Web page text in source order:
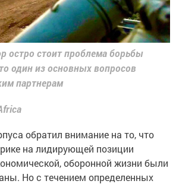
остро стоит проблема борьбы
один из основных вопросов
партнерам
обратил внимание на то, что
на лидирующей позиции
оборонной жизни были
Но с течением определенных